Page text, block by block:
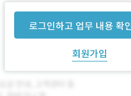
로그인하고 업무 내용 확
회원가입